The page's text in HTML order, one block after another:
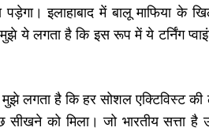
इलाहाबाद में बालू माफिया के
ये लगता है कि इस रूप में ये टर्निंग
लगता है कि हर सोशल एक्टिविस्ट
सीखने को मिला। जो भारतीय